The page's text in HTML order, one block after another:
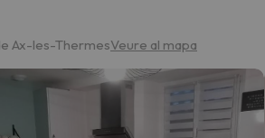
Ax-les-ThermesVeure al mapa